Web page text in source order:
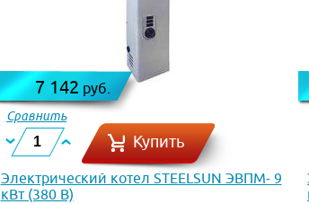
7 142 руб.
Сравнить
Купить
Электрический котел STEELSUN ЭВПМ- 9
кВт (380 В)